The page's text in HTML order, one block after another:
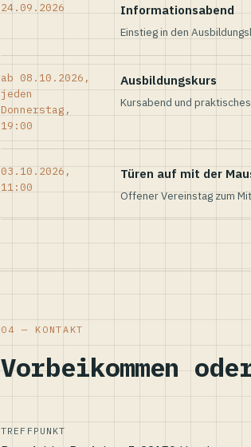
24.09.2026 Informationsabend
Einstieg in den
ab 08.10.2026,
jeden
Donnerstag,
19:00
Ausbildungskurs
Kursabend und
03.10.2026,
11:00
Türen auf mit der
Offener Vereinstag zum
04 — KONTAKT
Vorbeikommen
TREFFPUNKT